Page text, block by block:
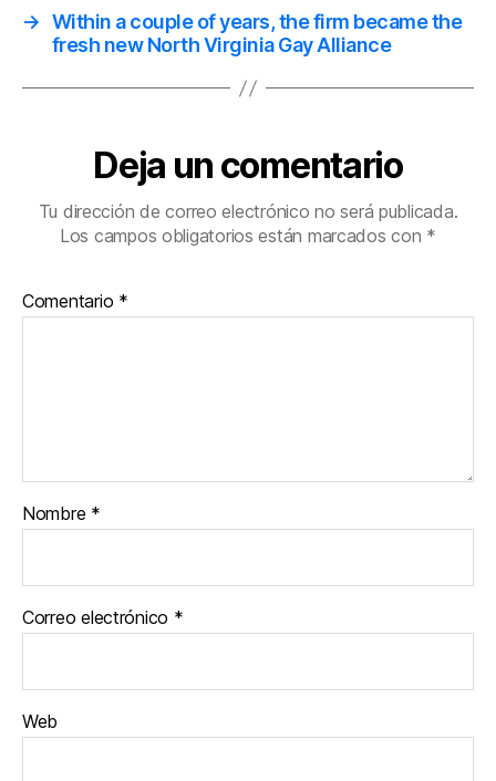
→ Within a couple of years, the firm became the
fresh new North Virginia Gay Alliance
Deja un comentario
Tu dirección de correo electrónico no será publicada.
Los campos obligatorios están marcados con *
Comentario *
Nombre *
Correo electrónico *
Web